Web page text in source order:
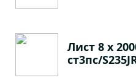
Лист 8 х
ст3пс/